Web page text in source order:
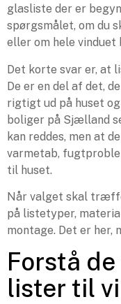
glasliste der er
spørgsmålet, om du
eller om hele vinduet
Det korte svar er, at
De er en del af det,
rigtigt ud på huset
boliger på Sjælland
kan reddes, men at
varmetab,
til huset.
Når valget skal
på listetyper,
montage. Det er her,
Forstå
lister til